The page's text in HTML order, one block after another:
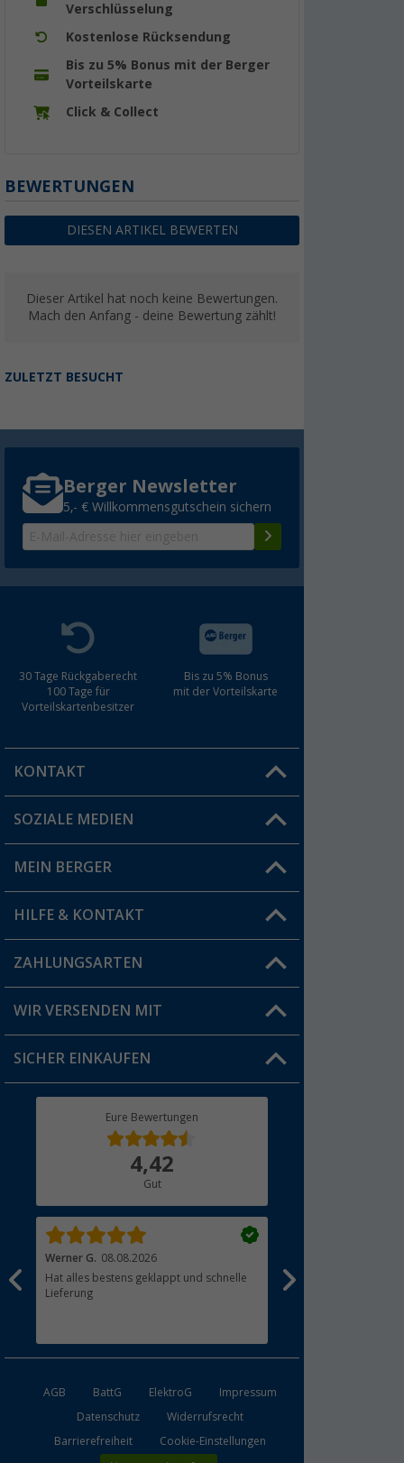
Verschlüsselung
Kostenlose Rücksendung
Bis zu 5% Bonus mit der Berger
Vorteilskarte
Click & Collect
BEWERTUNGEN
DIESEN ARTIKEL BEWERTEN
Dieser Artikel hat noch keine Bewertungen.
Mach den Anfang - deine Bewertung zählt!
ZULETZT BESUCHT
Berger Newsletter
5,- € Willkommensgutschein sichern
30 Tage Rückgaberecht
100 Tage für
Vorteilskartenbesitzer
Bis zu 5% Bonus
mit der Vorteilskarte
KONTAKT
Du hast eine Frage?
Filiale finden
SOZIALE MEDIEN
MEIN BERGER
Vorteilskarte
Blog
Jobs & Karriere
Berger Bewusst
HILFE & KONTAKT
FAQ & Kontakt
Versandinformationen
Rücksendung
ZAHLUNGSARTEN
WIR VERSENDEN MIT
SICHER EINKAUFEN
Eure Bewertungen
4,42
Gut
Werner G. 08.08.2026
Hat alles bestens geklappt und schnelle
Lieferung
passt alles
AGB BattG ElektroG
Impressum
Datenschutz
Widerrufsrecht
Barrierefreiheit
Cookie-Einstellungen